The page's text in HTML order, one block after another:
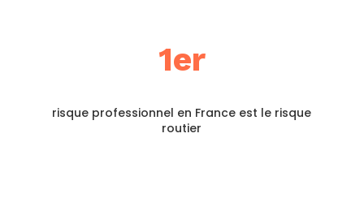
1er
risque professionnel en France est le risque
routier